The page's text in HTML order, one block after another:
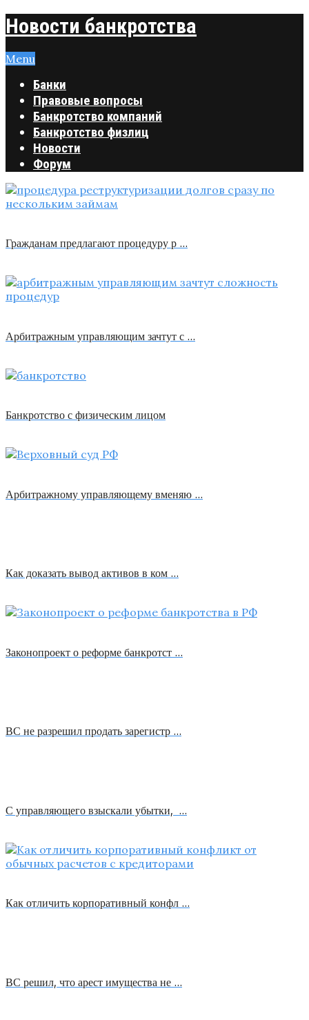
Новости банкротства
Menu
Банки
Правовые вопросы
Банкротство компаний
Банкротство физлиц
Новости
Форум
Гражданам предлагают процедуру р …
Арбитражным управляющим зачтут с …
Банкротство с физическим лицом
Арбитражному управляющему вменяю …
Как доказать вывод активов в ком …
Законопроект о реформе банкротст …
ВС не разрешил продать зарегистр …
С управляющего взыскали убытки, …
Как отличить корпоративный конфл …
ВС решил, что арест имущества не …